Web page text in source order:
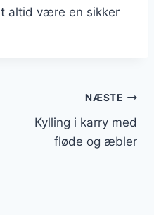
altid være en sikker
NÆSTE
Kylling i karry med
fløde og æbler